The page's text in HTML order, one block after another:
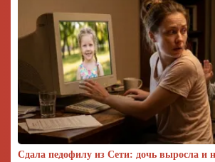
Сдала педофилу из Сети: дочь выросла и